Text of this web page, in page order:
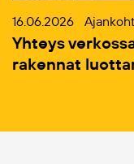
16.06.2026
Yhteys
rakennat